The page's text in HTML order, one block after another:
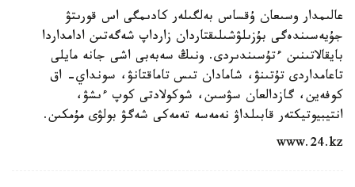
عالىمدار وسىعان ۇقساس بەلگىلەر كادىمگى اس قورىتۋ
جۇيەسىندەگى بۇزىلۋشىلىقتاردان زارداپ شەگەتىن ادامداردا
بايقالاتىنىن ءتۇسىندىردى. ونىڭ سەبەبى اشى جانە مايلى
تاعامداردى تۇتىنۋ، شامادان تىس تاماقتانۋ، سونداي- اق
كوفەين، گازدالعان سۋسىن، شوكولادتى كوپ ءىشۋ،
انتيبيوتيكتەر قابىلداۋ نەمەسە تەمەكى شەگۋ بولۋى مۇمكىن.
www.24.kz